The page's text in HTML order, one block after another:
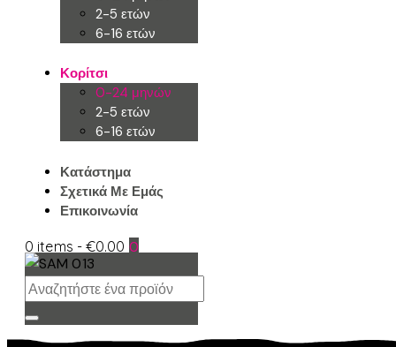
2-5 ετών
6-16 ετών
Κορίτσι
0-24 μηνών
2-5 ετών
6-16 ετών
Κατάστημα
Σχετικά Με Εμάς
Επικοινωνία
0 items -€0.00 0